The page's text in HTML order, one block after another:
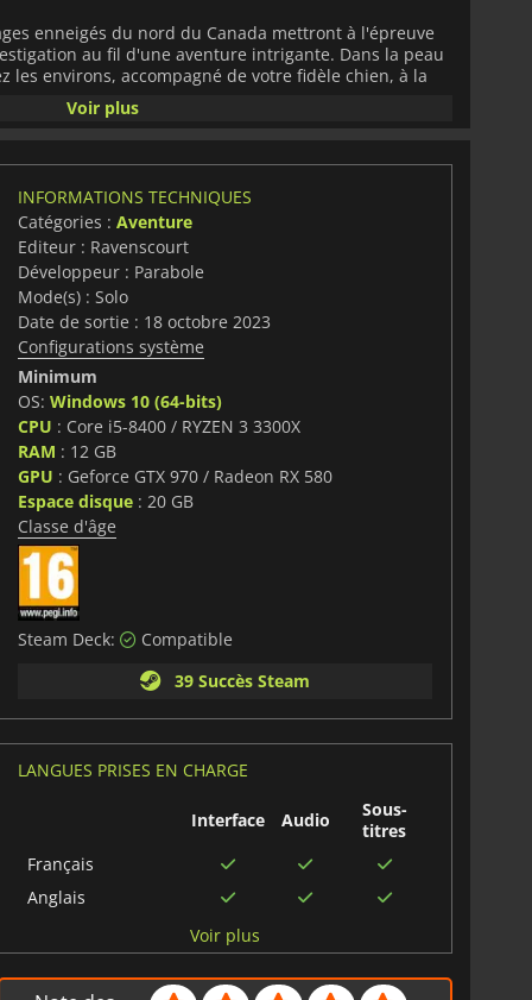
enneigés du nord du Canada mettront à l'épreuve
au fil d'une aventure intrigante. Dans la peau
les environs, accompagné de votre fidèle chien, à la
découvrirez que vous n'êtes pas seul dans la région.
la vérité sur l'origine de la Brume ou finirez-vous vos
dans les montagnes ?
Voir plus
INFORMATIONS TECHNIQUES
Catégories : Aventure
Editeur : Ravenscourt
Développeur : Parabole
Mode(s) : Solo
Date de sortie : 18 octobre 2023
Configurations système
Minimum
OS: Windows 10 (64-bits)
CPU : Core i5-8400 / RYZEN 3 3300X
RAM : 12 GB
GPU : Geforce GTX 970 / Radeon RX 580
Espace disque: 20 GB
Classe d'âge
Steam Deck:
Compatible
39 Succès Steam
LANGUES PRISES EN CHARGE
Interface Audio
Sous-
titres
Français
Anglais
Voir plus